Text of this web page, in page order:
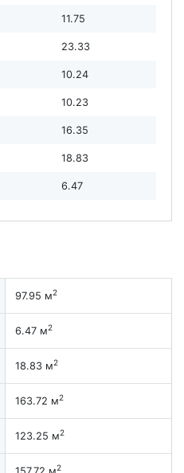
11.75
23.33
10.24
10.23
16.35
18.83
6.47
97.95 м2
6.47 м2
18.83 м2
163.72 м2
123.25 м2
2